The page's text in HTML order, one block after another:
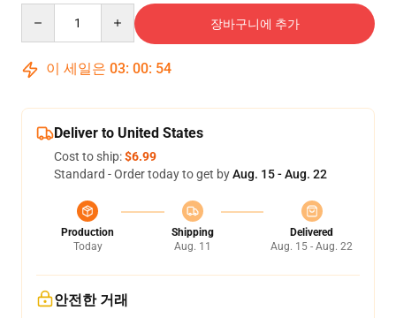
장바구니에 추가
이 세일은 03: 00: 53
Deliver to United States
Cost to ship:$6.99
Standard - Order today to get byAug. 15 - Aug. 22
Production
Today
Shipping
Aug. 11
Delivered
Aug. 15 - Aug. 22
안전한 거래